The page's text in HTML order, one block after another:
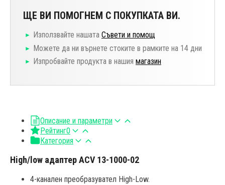
ЩЕ ВИ ПОМОГНЕМ С ПОКУПКАТА ВИ.
Използвайте нашата Съвети и помощ
Можете да ни върнете стоките в рамките на 14 дни
Изпробвайте продукта в нашия магазин
Описание и параметри
Рейтинг0
Категория
High/low адаптер ACV 13-1000-02
4-канален преобразувател High-Low.